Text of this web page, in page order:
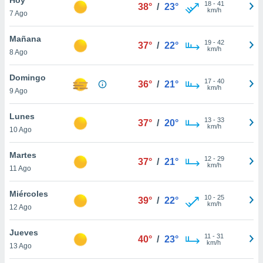
y
en
más
de
7 Ago
38° / 23° 18- 41
km/h
Mañana
8 Ago
37° / 22° 19- 42
km/h
Domingo
9 Ago
36° / 21° 17- 40
km/h
Lunes
10 Ago
37° / 20° 13- 33
km/h
Martes
11 Ago
37° / 21° 12- 29
km/h
Miércoles
12 Ago
39° / 22° 10- 25
km/h
Jueves
13 Ago
40° / 23° 11 - 31
km/h